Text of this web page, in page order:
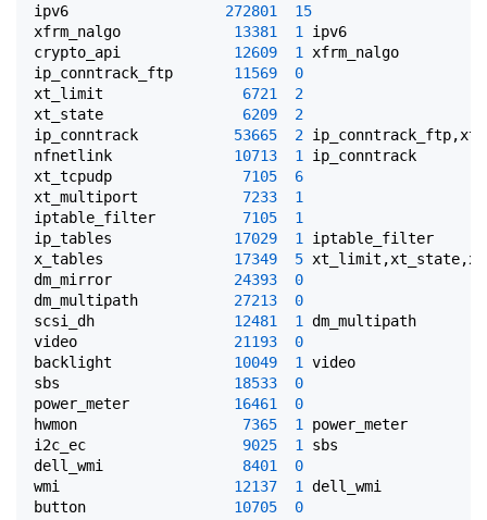
ipv6 272801
15
xfrm_nalgo 13381 1
ipv6
crypto_api 12609 1
xfrm_nalgo
ip_conntrack_ftp 11569
0
xt_limit 6721
2
xt_state 6209
2
ip_conntrack 53665 2
nfnetlink 10713 1
ip_conntrack
xt_tcpudp 7105
6
xt_multiport 7233
1
iptable_filter 7105
1
ip_tables 17029 1
iptable_filter
x_tables 17349 5
dm_mirror 24393
0
dm_multipath 27213
0
scsi_dh 12481 1
dm_multipath
video 21193
0
backlight 10049 1
video
sbs 18533
0
power_meter 16461
0
hwmon 7365 1
power_meter
i2c_ec 9025 1
sbs
dell_wmi 8401
0
wmi 12137 1
dell_wmi
button 10705
0